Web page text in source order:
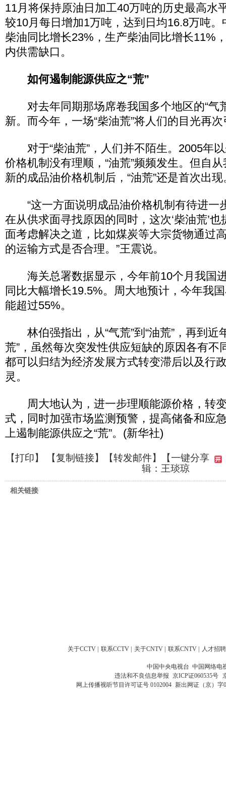
11月将保持原油日加工40万吨的历史最高水
较10月每日增加1万吨，达到日均16.8万吨
柴油同比增长23%，生产柴油同比增长11%
内供需缺口。
如何遏制能源供应之“荒”
对去年同期那场席卷我国多个地区的“气
新。而今年，一场“柴油荒”将人们的目光再
对于“柴油荒”，人们并不陌生。2005年
价格机制没有理顺，“油荒”频频发生。但自
新的成品油价格机制后，“油荒”还是首次出现
“这一方面说明成品油价格机制有待进一
在从供求面寻找原因的同时，这次‘柴油荒’
面考虑解决之道，比如煤炭等大宗货物通过
的运输方式是否合理。”王震说。
海关总署数据显示，今年前10个月我国
同比大幅增长19.5%。周大地预计，今年我
能超过55%。
林伯强指出，从“气荒”到“油荒”，再到近
荒”，虽然每次突发性供应短缺的原因各有不
都可以归结为经济发展方式转变滞后以及行
灵。
周大地认为，进一步理顺能源价格，转
式，同时加强市场监测预警，提高储备和应
上遏制能源供应之“荒”。(新华社)
【打印】 【复制链接】【转发邮件】
【一键分享
辑：王琰琼
相关链接
关于CCTV | 联系CCTV | 关于CNTV | 联系CNTV | 人才招聘
中国中央电视台 中国网络电
违法和不良信息举报 京ICP证060535号
网上传播视听节目许可证号 0102004 新出网证（京）